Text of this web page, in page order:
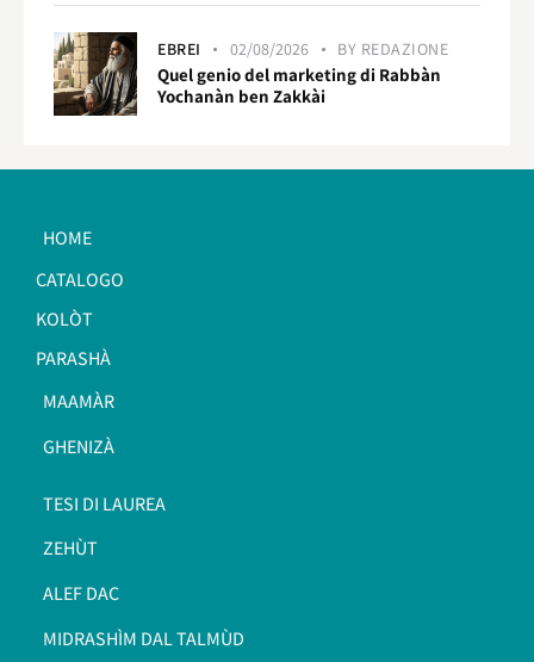
EBREI 02/08/2026 BY REDAZIONE
Quel genio del marketing di Rabbàn
Yochanàn ben Zakkài
HOME
CATALOGO
KOLÒT
PARASHÀ
MAAMÀR
GHENIZÀ
TESI DI LAUREA
ZEHÙT
ALEF DAC
MIDRASHÌM DAL TALMÙD